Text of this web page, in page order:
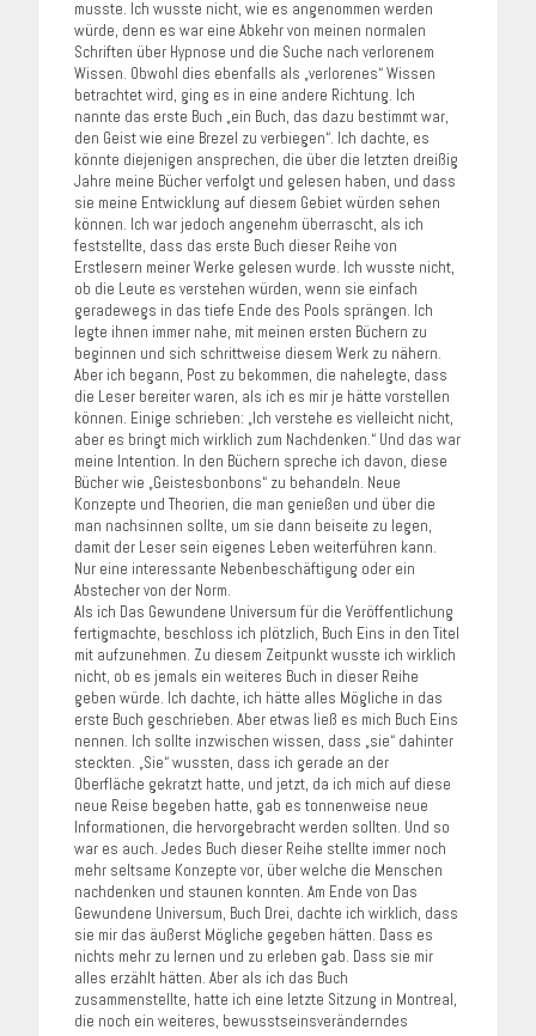
musste. Ich wusste nicht, wie es angenommen werden
würde, denn es war eine Abkehr von meinen normalen
Schriften über Hypnose und die Suche nach verlorenem
Wissen. Obwohl dies ebenfalls als „verlorenes“ Wissen
betrachtet wird, ging es in eine andere Richtung. Ich
nannte das erste Buch „ein Buch, das dazu bestimmt war,
den Geist wie eine Brezel zu verbiegen“. Ich dachte, es
könnte diejenigen ansprechen, die über die letzten dreißig
Jahre meine Bücher verfolgt und gelesen haben, und dass
sie meine Entwicklung auf diesem Gebiet würden sehen
können. Ich war jedoch angenehm überrascht, als ich
feststellte, dass das erste Buch dieser Reihe von
Erstlesern meiner Werke gelesen wurde. Ich wusste nicht,
ob die Leute es verstehen würden, wenn sie einfach
geradewegs in das tiefe Ende des Pools sprängen. Ich
legte ihnen immer nahe, mit meinen ersten Büchern zu
beginnen und sich schrittweise diesem Werk zu nähern.
Aber ich begann, Post zu bekommen, die nahelegte, dass
die Leser bereiter waren, als ich es mir je hätte vorstellen
können. Einige schrieben: „Ich verstehe es vielleicht nicht,
aber es bringt mich wirklich zum Nachdenken.“ Und das war
meine Intention. In den Büchern spreche ich davon, diese
Bücher wie „Geistesbonbons“ zu behandeln. Neue
Konzepte und Theorien, die man genießen und über die
man nachsinnen sollte, um sie dann beiseite zu legen,
damit der Leser sein eigenes Leben weiterführen kann.
Nur eine interessante Nebenbeschäftigung oder ein
Abstecher von der Norm.
Als ich Das Gewundene Universum für die Veröffentlichung
fertigmachte, beschloss ich plötzlich, Buch Eins in den Titel
mit aufzunehmen. Zu diesem Zeitpunkt wusste ich wirklich
nicht, ob es jemals ein weiteres Buch in dieser Reihe
geben würde. Ich dachte, ich hätte alles Mögliche in das
erste Buch geschrieben. Aber etwas ließ es mich Buch Eins
nennen. Ich sollte inzwischen wissen, dass „sie“ dahinter
steckten. „Sie“ wussten, dass ich gerade an der
Oberfläche gekratzt hatte, und jetzt, da ich mich auf diese
neue Reise begeben hatte, gab es tonnenweise neue
Informationen, die hervorgebracht werden sollten. Und so
war es auch. Jedes Buch dieser Reihe stellte immer noch
mehr seltsame Konzepte vor, über welche die Menschen
nachdenken und staunen konnten. Am Ende von Das
Gewundene Universum, Buch Drei, dachte ich wirklich, dass
sie mir das äußerst Mögliche gegeben hätten. Dass es
nichts mehr zu lernen und zu erleben gab. Dass sie mir
alles erzählt hätten. Aber als ich das Buch
zusammenstellte, hatte ich eine letzte Sitzung in Montreal,
die noch ein weiteres, bewusstseinsveränderndes